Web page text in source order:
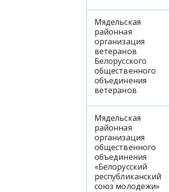
Мядельская
районная
организация
ветеранов
Белорусского
общественного
объединения
ветеранов
Мядельская
районная
организация
общественного
объединения
«Белорусский
республиканский
союз молодежи»